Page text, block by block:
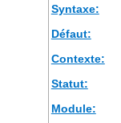
Syntaxe:
Défaut:
Contexte:
Statut:
Module: